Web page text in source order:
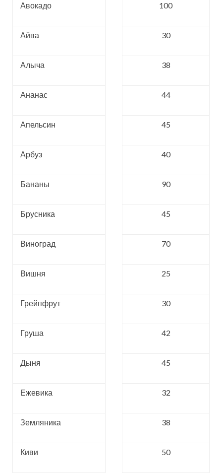
Авокадо 100
Айва 30
Алыча 38
Ананас 44
Апельсин 45
Арбуз 40
Бананы 90
Брусника 45
Виноград 70
Вишня 25
Грейпфрут 30
Груша 42
Дыня 45
Ежевика 32
Земляника 38
Киви 50